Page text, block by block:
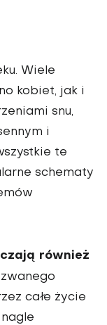
Wiele
kobiet, jak i
snu,
i
te
schematy
również
zwanego
całe życie